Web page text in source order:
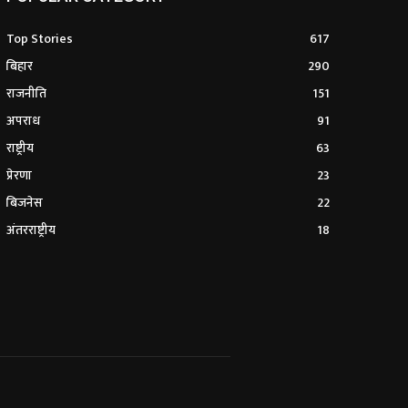
Top Stories
617
बिहार
290
राजनीति
151
अपराध
91
राष्ट्रीय
63
प्रेरणा
23
बिजनेस
22
अंतरराष्ट्रीय
18